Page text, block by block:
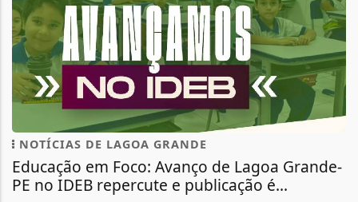
NOTÍCIAS DE LAGOA GRANDE
Educação em Foco: Avanço de Lagoa Grande-
PE no IDEB repercute e publicação é...